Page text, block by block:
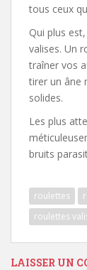
tous ceux
Qui plus
valises. Un
traîner vos
tirer un âne
solides.
Les plus
bruits
roulettes
roulettes
LAISSER UN